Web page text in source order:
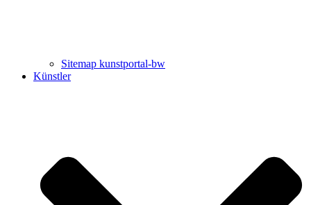
Sitemap kunstportal-bw
Künstler